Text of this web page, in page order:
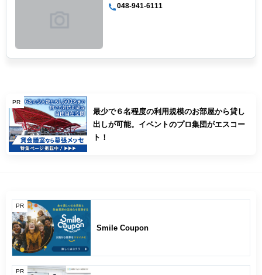
048-941-6111
PR
最少で６名程度の利用規模のお部屋から貸し
出しが可能。イベントのプロ集団がエスコー
ト！
PR
Smile Coupon
PR